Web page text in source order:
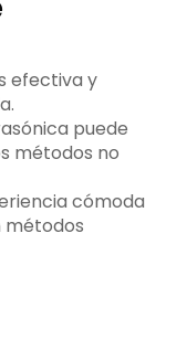
efectiva y
puede
métodos no
cómoda
métodos